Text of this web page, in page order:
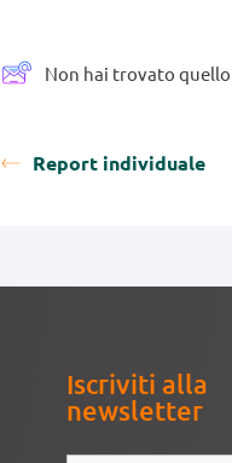
Non hai trovato quello
Report individuale
Iscriviti alla
newsletter